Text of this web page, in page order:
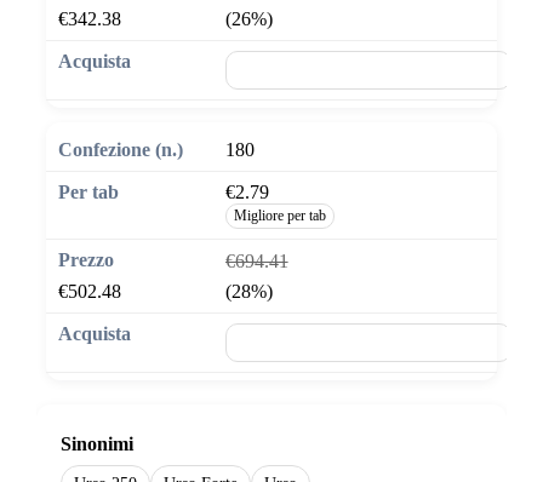
€342.38
(26%)
180
€2.79
Migliore per tab
€694.41
€502.48
(28%)
Sinonimi